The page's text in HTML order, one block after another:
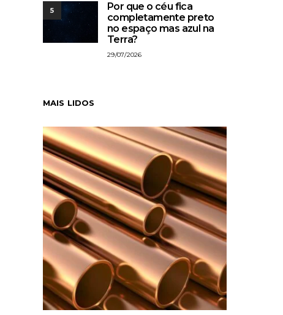
5
Por que o céu fica
completamente preto
no espaço mas azul na
Terra?
29/07/2026
MAIS LIDOS